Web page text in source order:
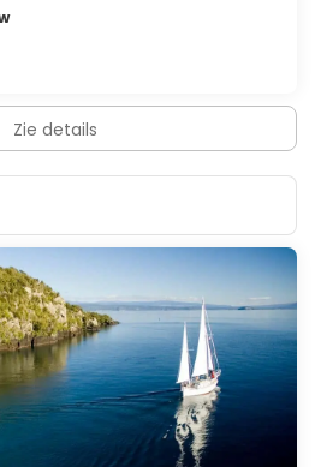
Zie details